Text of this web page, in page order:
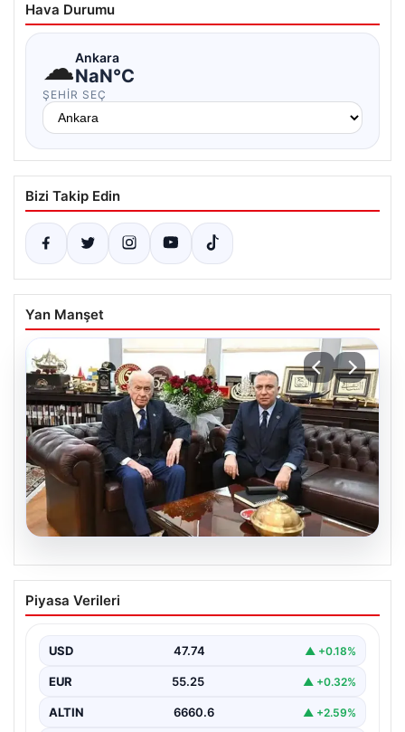
Hava Durumu
☁Ankara
NaN°C
ŞEHIR SEÇ
Bizi Takip Edin
Yan Manşet
06.08.2026
‘Çerçeve Yasa’ya imza atmayan tek
MHP’li vekilden çarpıcı paylaşım
Piyasa Verileri
USD 47.74 ▲ +0.18%
EUR 55.25 ▲ +0.32%
ALTIN 6660.6 ▲ +2.59%